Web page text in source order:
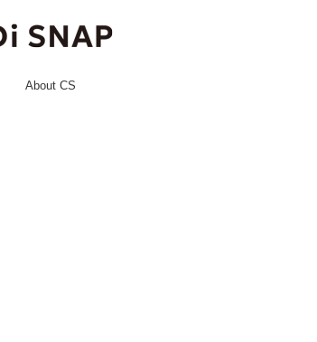
About CS